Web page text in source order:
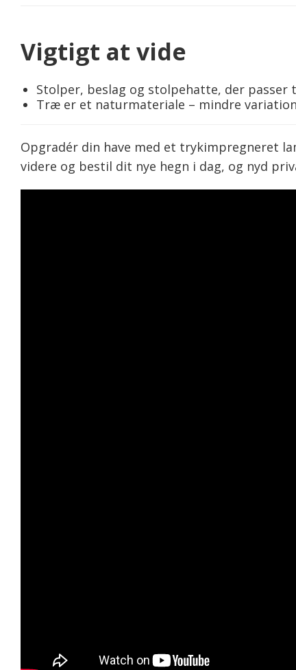
Vigtigt at vide
Stolper, beslag og stolpehatte, der passer
Træ er et naturmateriale – mindre
Opgradér din have med et trykimpregneret
videre og bestil dit nye hegn i dag, og nyd